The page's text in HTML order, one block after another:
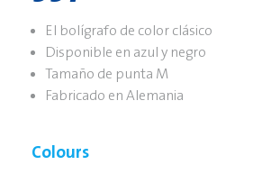
El bolígrafo de color clásico
Disponible en azul y negro
Tamaño de punta M
Fabricado en Alemania
Colours